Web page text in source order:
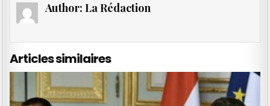
Author: La Rédaction
Articles similaires